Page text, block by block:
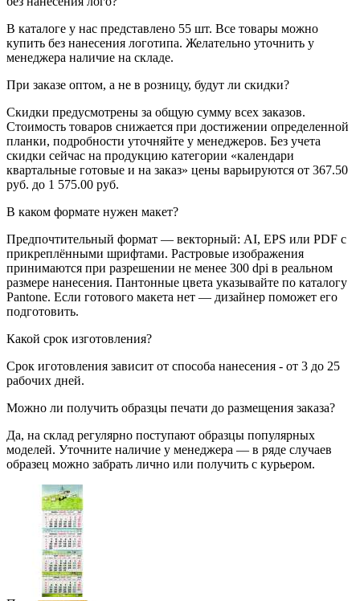
В каталоге у нас представлено 55 шт. Все товары можно
купить без нанесения логотипа. Желательно уточнить у
менеджера наличие на складе.
При заказе оптом, а не в розницу, будут ли скидки?
Скидки предусмотрены за общую сумму всех заказов.
Стоимость товаров снижается при достижении определенной
планки, подробности уточняйте у менеджеров. Без учета
скидки сейчас на продукцию категории «календари
квартальные готовые и на заказ» цены варьируются от 367.50
руб. до 1 575.00 руб.
В каком формате нужен макет?
Предпочтительный формат — векторный: AI, EPS или PDF с
прикреплёнными шрифтами. Растровые изображения
принимаются при разрешении не менее 300 dpi в реальном
размере нанесения. Пантонные цвета указывайте по каталогу
Pantone. Если готового макета нет — дизайнер поможет его
подготовить.
Какой срок изготовления?
Срок иготовления зависит от способа нанесения - от 3 до 25
рабочих дней.
Можно ли получить образцы печати до размещения заказа?
Да, на склад регулярно поступают образцы популярных
моделей. Уточните наличие у менеджера — в ряде случаев
образец можно забрать лично или получить с курьером.